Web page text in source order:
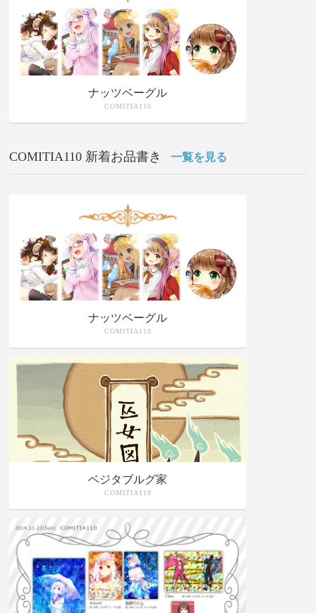
ナッツベーグル
COMITIA110
COMITIA110 新着お品書き 一覧を見る
ナッツベーグル
COMITIA110
ベジタブルグ家
COMITIA110